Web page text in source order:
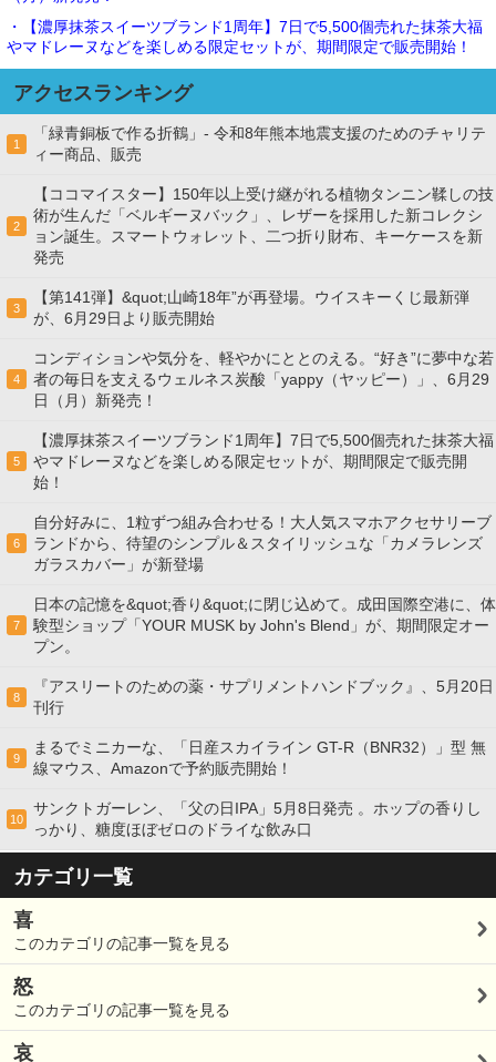
・【濃厚抹茶スイーツブランド1周年】7日で5,500個売れた抹茶大福
やマドレーヌなどを楽しめる限定セットが、期間限定で販売開始！
アクセスランキング
1
「緑青銅板で作る折鶴」- 令和8年熊本地震支援のためのチャリテ
ィー商品、販売
2
【ココマイスター】150年以上受け継がれる植物タンニン鞣しの技
術が生んだ「ベルギーヌバック」、レザーを採用した新コレクシ
ョン誕生。スマートウォレット、二つ折り財布、キーケースを新
発売
3
【第141弾】&quot;山崎18年”が再登場。ウイスキーくじ最新弾
が、6月29日より販売開始
4
コンディションや気分を、軽やかにととのえる。“好き”に夢中な若
者の毎日を支えるウェルネス炭酸「yappy（ヤッピー）」、6月29
日（月）新発売！
5
【濃厚抹茶スイーツブランド1周年】7日で5,500個売れた抹茶大福
やマドレーヌなどを楽しめる限定セットが、期間限定で販売開
始！
6
自分好みに、1粒ずつ組み合わせる！大人気スマホアクセサリーブ
ランドから、待望のシンプル＆スタイリッシュな「カメラレンズ
ガラスカバー」が新登場
7
日本の記憶を&quot;香り&quot;に閉じ込めて。成田国際空港に、体
験型ショップ「YOUR MUSK by John's Blend」が、期間限定オー
プン。
8
『アスリートのための薬・サプリメントハンドブック』、5月20日
刊行
9
まるでミニカーな、「日産スカイライン GT-R（BNR32）」型 無
線マウス、Amazonで予約販売開始！
10
サンクトガーレン、「父の日IPA」5月8日発売 。ホップの香りし
っかり、糖度ほぼゼロのドライな飲み口
カテゴリ一覧
喜
このカテゴリの記事一覧を見る
怒
このカテゴリの記事一覧を見る
哀